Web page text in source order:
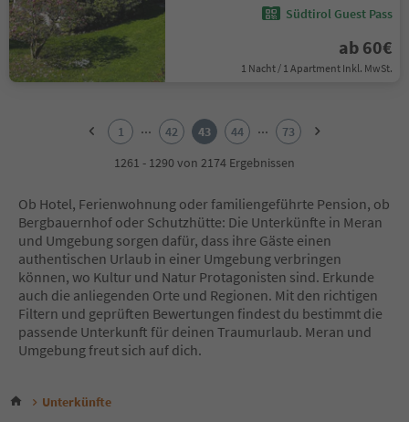
Südtirol Guest Pass
ab 60€
1 Nacht / 1 Apartment Inkl. MwSt.
10
11
12
13
14
15
17
1 ... 42 43 44 ...
73
1261 - 1290 von 2174 Ergebnissen
Ob Hotel, Ferienwohnung oder familiengeführte Pension, ob
Bergbauernhof oder Schutzhütte: Die Unterkünfte in Meran
und Umgebung sorgen dafür, dass ihre Gäste einen
authentischen Urlaub in einer Umgebung verbringen
können, wo Kultur und Natur Protagonisten sind. Erkunde
auch die anliegenden Orte und Regionen. Mit den richtigen
Filtern und geprüften Bewertungen findest du bestimmt die
passende Unterkunft für deinen Traumurlaub. Meran und
Umgebung freut sich auf dich.
Unterkünfte